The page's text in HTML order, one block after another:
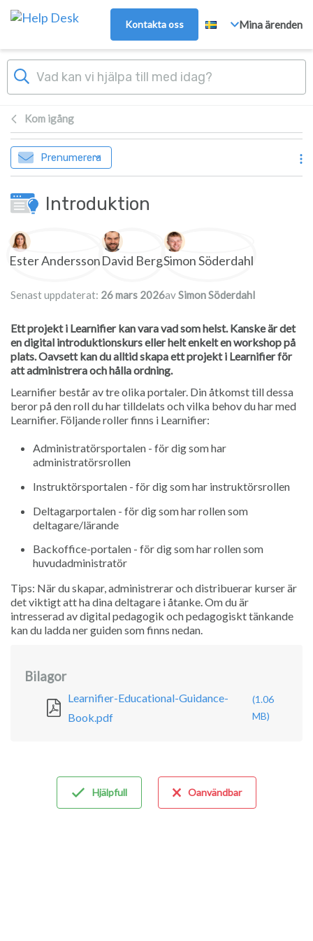
Gå till huvudinnehåll
Kontakta oss Mina ärenden
Kom igång
Prenumerera
Introduktion
Författarlista
Ester AnderssonDavid BergSimon Söderdahl
Senast uppdaterat: 26 mars 2026avSimon Söderdahl
Ett projekt i Learnifier kan vara vad som helst. Kanske är det
en digital introduktionskurs eller helt enkelt en workshop på
plats. Oavsett kan du alltid skapa ett projekt i Learnifier för
att administrera och hålla ordning.
Learnifier består av tre olika portaler. Din åtkomst till dessa
beror på den roll du har tilldelats och vilka behov du har med
Learnifier. Följande roller finns i Learnifier:
Administratörsportalen - för dig som har
administratörsrollen
Instruktörsportalen - för dig som har instruktörsrollen
Deltagarportalen - för dig som har rollen som
deltagare/lärande
Backoffice-portalen - för dig som har rollen som
huvudadministratör
Tips: När du skapar, administrerar och distribuerar kurser är
det viktigt att ha dina deltagare i åtanke. Om du är
intresserad av digital pedagogik och pedagogiskt tänkande
kan du ladda ner guiden som finns nedan.
Bilagor
Learnifier-Educational-Guidance-
Book.pdf
(1.06
MB)
Hjälpfull Oanvändbar